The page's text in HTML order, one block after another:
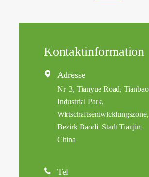
Kontaktinformation
 Adresse
Nr. 3, Tianyue Road, Tianbao
Industrial Park,
Wirtschaftsentwicklungszone,
Bezirk Baodi, Stadt Tianjin,
China
 Tel